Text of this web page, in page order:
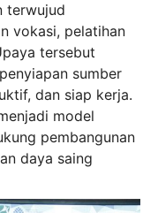
terwujud
vokasi, pelatihan
tersebut
sumber
dan siap kerja.
model
pembangunan
daya saing